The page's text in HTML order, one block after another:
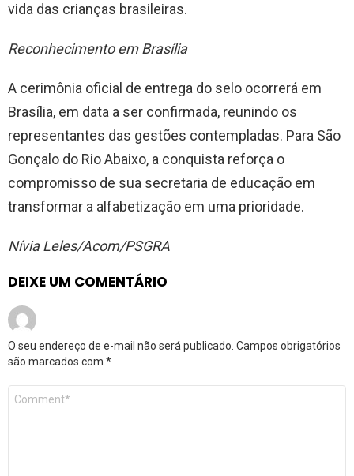
vida das crianças brasileiras.
Reconhecimento em Brasília
A cerimônia oficial de entrega do selo ocorrerá em
Brasília, em data a ser confirmada, reunindo os
representantes das gestões contempladas. Para São
Gonçalo do Rio Abaixo, a conquista reforça o
compromisso de sua secretaria de educação em
transformar a alfabetização em uma prioridade.
Nívia Leles/Acom/PSGRA
DEIXE UM COMENTÁRIO
O seu endereço de e-mail não será publicado. Campos obrigatórios
são marcados com *
Comentário